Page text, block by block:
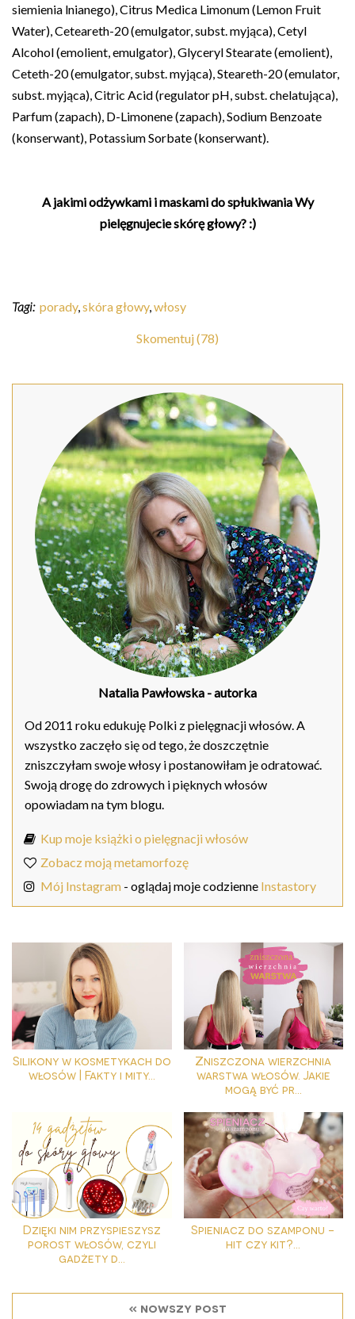
siemienia lnianego), Citrus Medica Limonum (Lemon Fruit
Water), Ceteareth-20 (emulgator, subst. myjąca), Cetyl
Alcohol (emolient, emulgator), Glyceryl Stearate (emolient),
Ceteth-20 (emulgator, subst. myjąca), Steareth-20 (emulator,
subst. myjąca), Citric Acid (regulator pH, subst. chelatująca),
Parfum (zapach), D-Limonene (zapach), Sodium Benzoate
(konserwant), Potassium Sorbate (konserwant).
A jakimi odżywkami i maskami do spłukiwania Wy
pielęgnujecie skórę głowy? :)
Tagi: porady,skóra głowy,włosy
Skomentuj (78)
Natalia Pawłowska - autorka
Od 2011 roku edukuję Polki z pielęgnacji włosów. A
wszystko zaczęło się od tego, że doszczętnie
zniszczyłam swoje włosy i postanowiłam je odratować.
Swoją drogę do zdrowych i pięknych włosów
opowiadam na tym blogu.
Kup moje książki o pielęgnacji włosów
Zobacz moją metamorfozę
Mój Instagram - oglądaj moje codzienne Instastory
Silikony w kosmetykach do
włosów | Fakty i mity...
Zniszczona wierzchnia
warstwa włosów. Jakie
mogą być pr...
Dzięki nim przyspieszysz
porost włosów, czyli
gadżety d...
Spieniacz do szamponu -
hit czy kit?...
« nowszy post